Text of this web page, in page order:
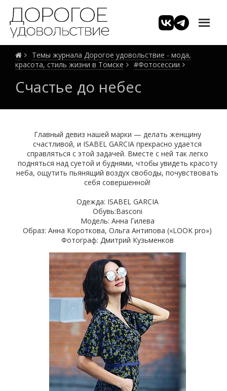
Темы журнала Дорогое удовольствие - мода,
красота, стиль жизни в Томске
#Фотосессии
Счастье до небес
Главный девиз нашей марки — делать женщину
счастливой, и ISABEL GARCIA прекрасно удается
справляться с этой задачей. Вместе с ней так легко
подняться над суетой и буднями, чтобы увидеть красоту
неба, ощутить пьянящий воздух свободы, почувствовать
себя совершенной!
Одежда: ISABEL GARCIA
Обувь:Basconi
Модель: Анна Гилева
Образ: Анна Короткова, Ольга Антипова («LOOK pro»)
Фотограф: Дмитрий Кузьменков